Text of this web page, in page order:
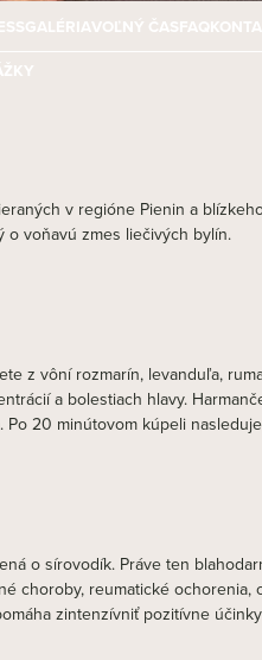
GALÉRIAVOĽNÝ ČASFAQ
v regióne Pienin a
o voňavú zmes liečivých bylín.
z vôní rozmarín, levanduľa,
a bolestiach hlavy.
20 minútovom kúpeli
o sírovodík. Práve ten
choroby, reumatické
zintenzívniť pozitívne